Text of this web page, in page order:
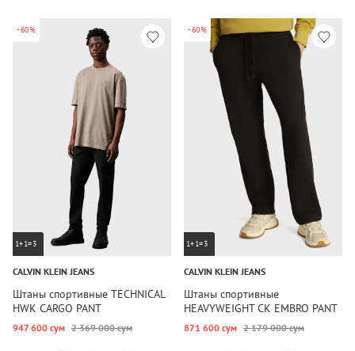
-60%
1+1=3
CALVIN KLEIN JEANS
Штаны спортивные TECHNICAL
HWK CARGO PANT
947 600 сум 2 369 000 сум
-60%
1+1=3
CALVIN KLEIN JEANS
Штаны спортивные
HEAVYWEIGHT CK EMBRO PANT
871 600 сум 2 179 000 сум